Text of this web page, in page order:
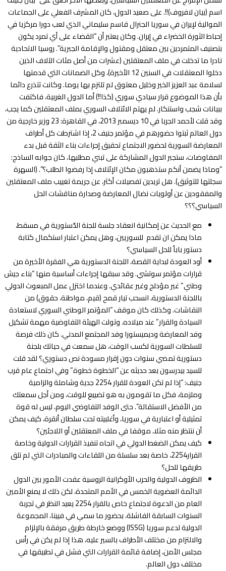
اسم (بيان لافروف)!!. على صعيد الدول، كان المشرف الفعلي على الجماعات
الموالية لإيران في سوريا الجنرال قاسم سليماني الذي لعب دورا مركزيا في
إحباط الثورة الخضراء في إيران. وكان يعتبر أن “القضاء على أي تمرد يكون
بتصنيف المتمردين بين معتقل ومقتول والإقامة الجبرية”. روسيا الاتحادية
نادرا ما تدخلت في ملف المعتقلين (عشرات من أصل مئات الآلاف الذين
دخلوا المعتقلات في السنين 12 الأخيرة)، وكل الضمانات التي قدمتها
لسلامة عبد العزيز الخير وخليل معتوق لم تلتزم بها يوما. وكانت تتذرع دائما
بأن هذا الموضوع قرار سيادي سوري (كذا!!) أما الدول الغربية، فاكتفت
ببيانات شجب واستنكار. لم يهتم الائتلاف السوري بملف المعتقلين كما يجب،
وقد قلت لأحمد الجربا في 10 ديسمبر 2013، في القاهرة: 23 وزير خارجية من
دول العالم ثبتوا حضورهم في مؤتمر جنيف 2، إذا اشترطت كل أطراف
المعارضة السورية لحضور الاجتماع تحقيق إجراءات بناء الثقة قبل بدء
المفاوضات، ستجبر الدول المشاركة على تبني مطلبها، كان جوابه الساذج:
“وماذا يضمن أنكم ستذهبون مكان الإئتلاف إذا رفضوا الطلب؟”. (السهرة
سجلتها للتوثيق). هل تريدين تفصيلات أكثر، عن جريمة تغييب ملف المعتقلين
والمفقودين عن أولويات نضال المعارضة وصدارة مناقشات الحل
السياسي؟؟؟
مع الحديث عن إمكانية انعقاد جلسة للجنة الدّستورية في مسقط،
ماذا يمكن ان تقدم للسوريين، وهل يمكن اعتبار استكمال كتابة
دستور باباً للحل السياسي؟
أود العودة لبداية القصة، اللجنة الدستورية هي الفقرة الأخيرة من
قرارات مؤتمر سوتشي. وقد سبقها إجراءات أساسية منها “بناء جيش
وطني” غير مؤدلج وغير عقائدي. وعندما اختزل عمل المبعوث الدولي
باللجنة الدستورية، انسحب تيار قمح (قيم، مواطنة، حقوق) من
النقاشات. وكذلك كان موقف “المؤتمر الوطني السوري لاستعادة
السيادة والقرار” عند ميلاده. وتولت الهيئة التفاوضية مهمة تشكيل
وفد المعارضة وديميستورا وفد المجتمع المدني. كان ذلك فرصة
للسلطات السورية لكسب الوقت، هل سمعت في حياتك بلجنة
دستورية تمضي سنوات دون إقرار مسودة نص دستوري؟ لقد قلت
للسيد بيدرسون بعد حديثه عن “الخطوة خطوة” وفي اجتماع عام قرب
جنيف: “إذا لم تكن العودة للقرار 2254 جدية وشاملة والزامية
وملزمة، فكل ما تقومون به هو تضييع للوقت، ومن أجل سمعتك
من الأفضل الاستقالة”. حتى الوفد التفاوضي اليوم، ليس له قوة
تمثيلية أو اعتبارية في سوريا، وأغلبيته تحت سلطان أنقرة، كيف يمكن
أن ننتظر منه مثلا، موقفا في ملف المعتقلين أو اللاجئين؟
كيف يمكن الضغط الدولي في اتجاه تنفيذ القرارات الدولية وخاصة
القرار2254، خاصة بعد سلسلة من اللقاءات والمبادرات التي لم تلق
طريقها للحل؟
الظروف الدولية والحرب الأوكرانية الروسية عقدت الأمور بين الدول
الدائمة العضوية الخمس في الأمم المتحدة، لكن ذلك لا يمنع الأمين
العام من الدعوة لاجتماع خاص بالقرار 2254 يعيد النظر في تجربة
السنوات السابقة الفاشلة، بحضور ما سمي في فيينا، المجموعة
الدولية لدعم سوريا (ISSG) ووضع خارطة طريق مرفقة بالإلزام
والالتزام من مختلف الأطراف بالسير عليه، هذا إذا لم يكن في رأس
مجلس الأمن، إضافة قائمة القرارات التي فشل في تطبيقها في
مختلف دول العالم.